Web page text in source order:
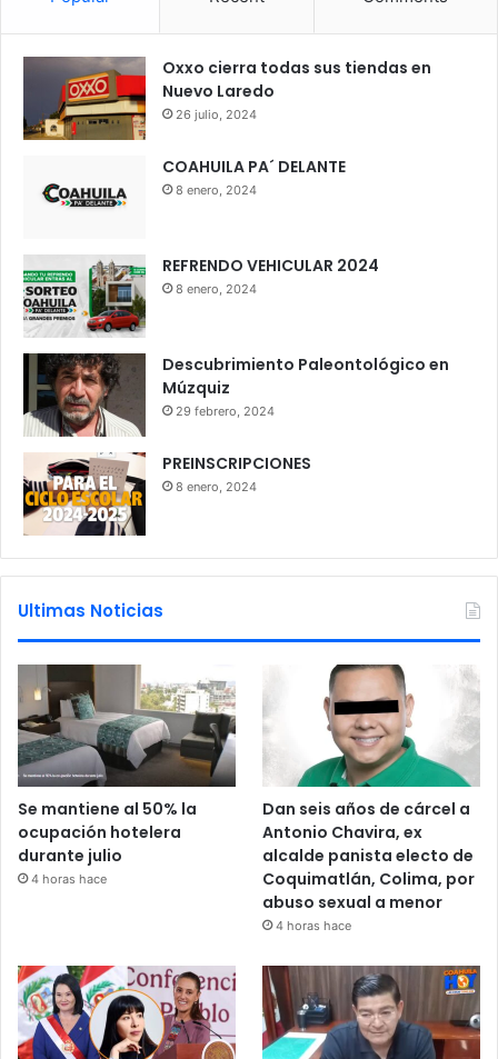
Oxxo cierra todas sus tiendas en
Nuevo Laredo
26 julio, 2024
COAHUILA PA´ DELANTE
8 enero, 2024
REFRENDO VEHICULAR 2024
8 enero, 2024
Descubrimiento Paleontológico en
Múzquiz
29 febrero, 2024
PREINSCRIPCIONES
8 enero, 2024
Ultimas Noticias
Se mantiene al 50% la
ocupación hotelera
durante julio
4 horas hace
Dan seis años de cárcel a
Antonio Chavira, ex
alcalde panista electo de
Coquimatlán, Colima, por
abuso sexual a menor
4 horas hace